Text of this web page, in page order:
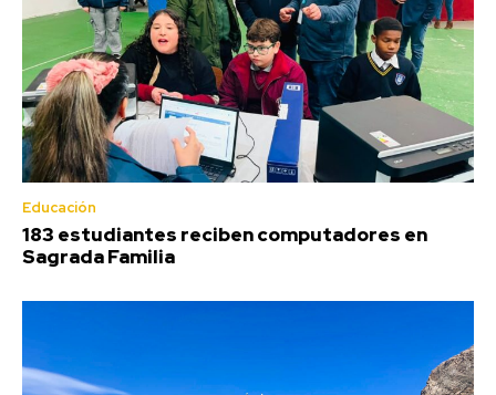
Educación
183 estudiantes reciben computadores en
Sagrada Familia